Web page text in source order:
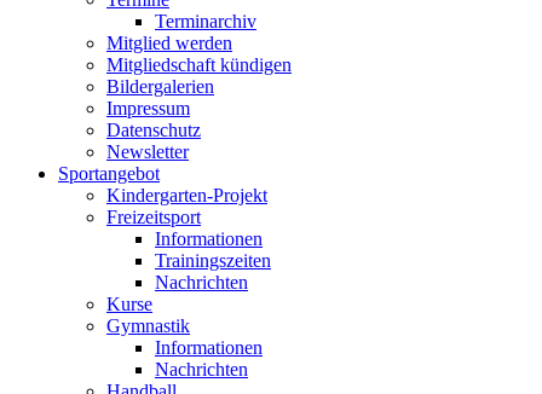
Terminarchiv
Mitglied werden
Mitgliedschaft kündigen
Bildergalerien
Impressum
Datenschutz
Newsletter
Sportangebot
Kindergarten-Projekt
Freizeitsport
Informationen
Trainingszeiten
Nachrichten
Kurse
Gymnastik
Informationen
Nachrichten